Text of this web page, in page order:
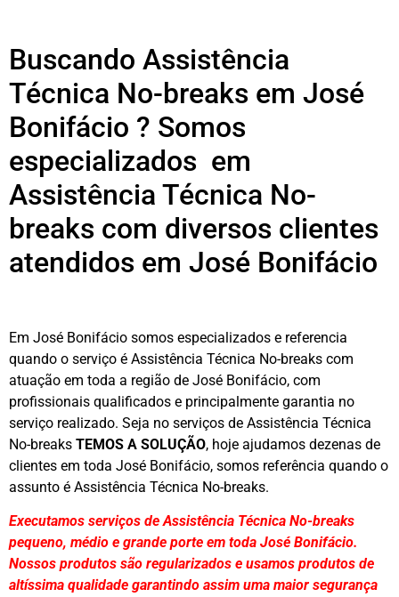
Buscando Assistência
Técnica No-breaks em José
Bonifácio ? Somos
especializados em
Assistência Técnica No-
breaks com diversos clientes
atendidos em José Bonifácio
Em José Bonifácio somos especializados e referencia
quando o serviço é Assistência Técnica No-breaks com
atuação em toda a região de José Bonifácio, com
profissionais qualificados e principalmente garantia no
serviço realizado. Seja no serviços de Assistência Técnica
No-breaks TEMOS A SOLUÇÃO, hoje ajudamos dezenas de
clientes em toda José Bonifácio, somos referência quando o
assunto é Assistência Técnica No-breaks.
Executamos serviços de Assistência Técnica No-breaks
pequeno, médio e grande porte em toda José Bonifácio.
Nossos produtos são regularizados e usamos produtos de
altíssima qualidade garantindo assim uma maior segurança